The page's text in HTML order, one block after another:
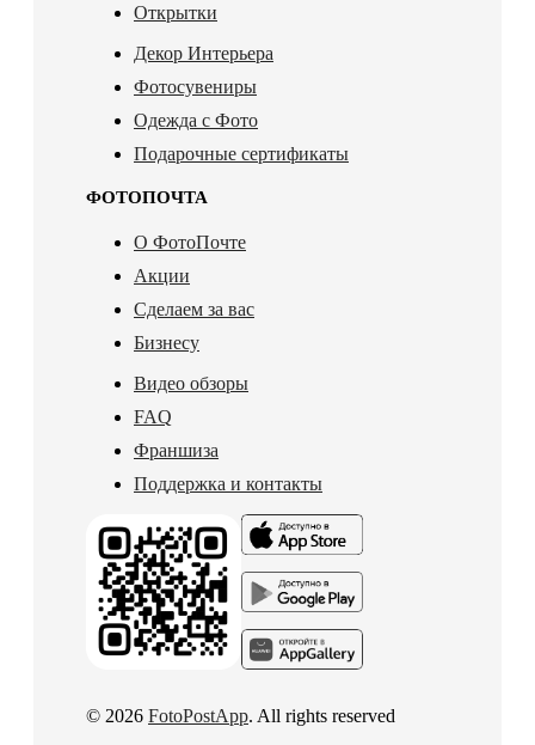
Открытки
Декор Интерьера
Фотосувениры
Одежда с Фото
Подарочные сертификаты
ФОТОПОЧТА
О ФотоПочте
Акции
Сделаем за вас
Бизнесу
Видео обзоры
FAQ
Франшиза
Поддержка и контакты
© 2026 FotoPostApp. All rights reserved